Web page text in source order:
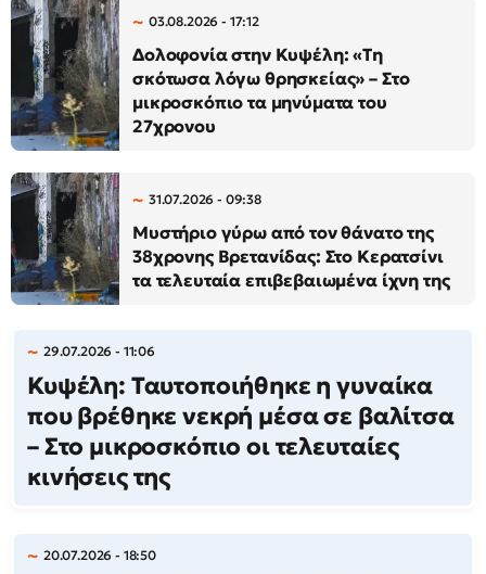
03.08.2026 - 17:12
Δολοφονία στην Κυψέλη: «Τη
σκότωσα λόγω θρησκείας» – Στο
μικροσκόπιο τα μηνύματα του
27χρονου
31.07.2026 - 09:38
Μυστήριο γύρω από τον θάνατο της
38χρονης Βρετανίδας: Στο Κερατσίνι
τα τελευταία επιβεβαιωμένα ίχνη της
29.07.2026 - 11:06
Κυψέλη: Ταυτοποιήθηκε η γυναίκα
που βρέθηκε νεκρή μέσα σε βαλίτσα
– Στο μικροσκόπιο οι τελευταίες
κινήσεις της
20.07.2026 - 18:50